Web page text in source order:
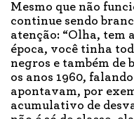
Mesmo que não
continue sendo
atenção: “Olha, tem
época, você tinha
negros e também de
os anos 1960,
apontavam, por
acumulativo de